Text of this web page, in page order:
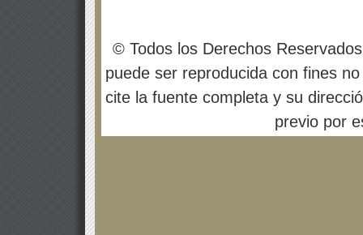
© Todos los Derechos
puede ser reproducida con fines
cite la fuente completa y su
previo por